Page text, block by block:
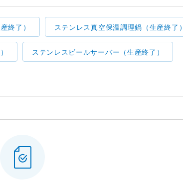
終了） ステンレス真空保温調理鍋（生産終了）
ステンレスビールサーバー（生産終了）